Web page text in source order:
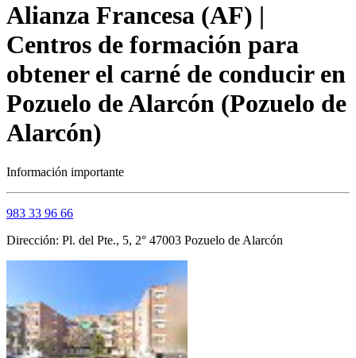
Alianza Francesa (AF) |
Centros de formación para
obtener el carné de conducir en
Pozuelo de Alarcón (Pozuelo de
Alarcón)
Información importante
983 33 96 66
Dirección: Pl. del Pte., 5, 2° 47003 Pozuelo de Alarcón